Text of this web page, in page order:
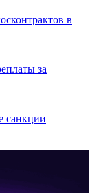
в
за
санкции